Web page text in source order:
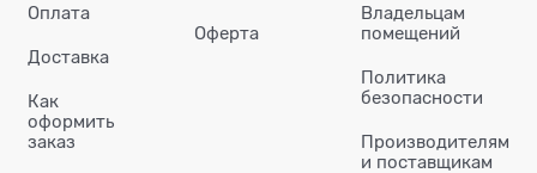
Оплата
Доставка
Как
оформить
заказ
Оферта
Владельцам
помещений
Политика
безопасности
Производителям
и поставщикам